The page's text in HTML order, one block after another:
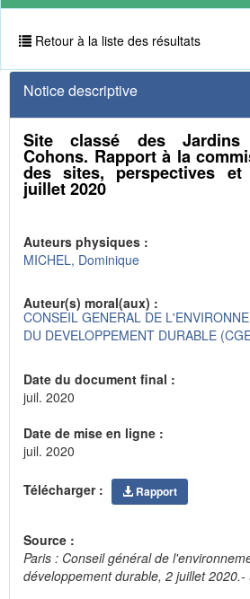
outils
Retour à la liste des résultats
Notice descriptive
Site classé des Jardins
Cohons. Rapport à la
des sites, perspectives
juillet 2020
Auteurs physiques :
MICHEL, Dominique
Auteur(s) moral(aux) :
CONSEIL GENERAL DE
DU DEVELOPPEMENT DURABLE
Date du document final :
juil. 2020
Date de mise en ligne :
juil. 2020
Télécharger : Rapport
Source :
Paris : Conseil général de
développement durable, 2 juillet 2020.-